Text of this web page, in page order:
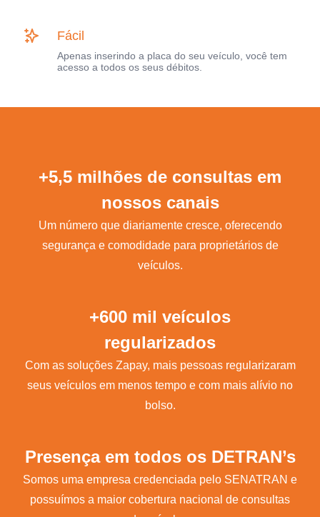
Fácil
Apenas inserindo a placa do seu veículo, você tem
acesso a todos os seus débitos.
+5,5 milhões de consultas em
nossos canais
Um número que diariamente cresce, oferecendo
segurança e comodidade para proprietários de
veículos.
+600 mil veículos
regularizados
Com as soluções Zapay, mais pessoas regularizaram
seus veículos em menos tempo e com mais alívio no
bolso.
Presença em todos os DETRAN’s
Somos uma empresa credenciada pelo SENATRAN e
possuímos a maior cobertura nacional de consultas